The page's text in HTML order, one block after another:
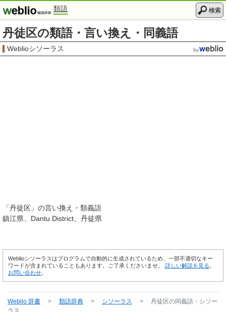
類語 検索
丹徒区の類語・言い換え・同義語
Weblioシソーラス
「丹徒区 」の言い換え・類義語
鎮江県
Dantu District 丹徒県
Weblioシソーラスはプログラムで自動的に生成されているため、一部不適切なキー
ワードが含まれていることもあります。ご了承くださいませ。 詳しい解説を見る
お問い合わせ
Weblio 辞書 > 類語辞典 > シソーラス > 丹徒区の同義語・シソー
ラス